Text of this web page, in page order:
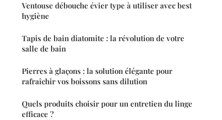
Ventouse débouche évier type à utiliser avec best
hygiène
Tapis de bain diatomite : la révolution de votre
salle de bain
Pierres à glaçons : la solution élégante pour
rafraîchir vos boissons sans dilution
Quels produits choisir pour un entretien du linge
efficace ?